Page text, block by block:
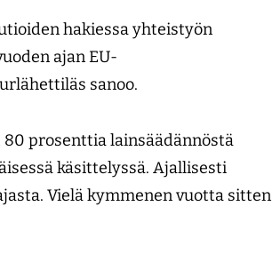
hakiessa yhteistyön
ajan EU-
sanoo.
prosenttia lainsäädännöstä
käsittelyssä. Ajallisesti
Vielä kymmenen vuotta sitten